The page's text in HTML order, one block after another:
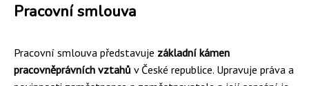
Pracovní smlouva
Pracovní smlouva představuje základní kámen
pracovněprávních vztahů v České republice. Upravuje práva a